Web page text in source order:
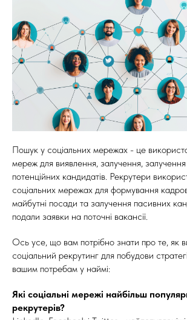
Пошук у соціальних мережах - це
мереж для виявлення, залучення,
потенційних кандидатів. Рекрутери
соціальних мережах для формування
майбутні посади та залучення пасивних
подали заявки на поточні вакансії.
Ось усе, що вам потрібно знати про те, як
соціальний рекрутинг для побудови
вашим потребам у наймі:
Які соціальні мережі найбільш
рекрутерів?